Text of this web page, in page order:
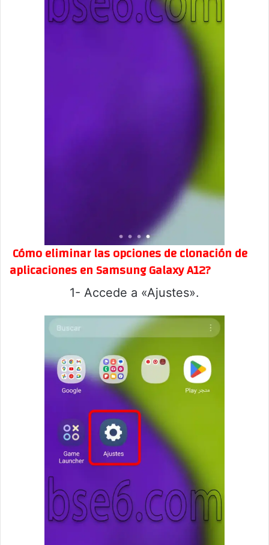
Cómo eliminar las opciones de clonación de
aplicaciones en Samsung Galaxy A12?
1- Accede a «Ajustes».